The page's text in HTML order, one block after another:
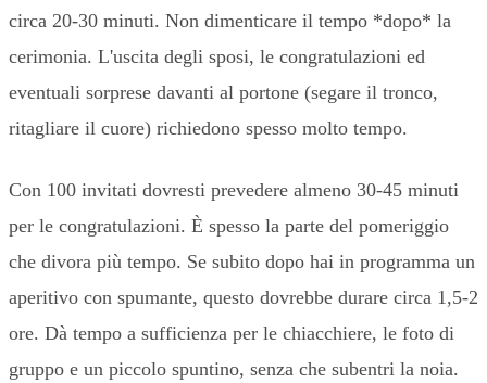
circa 20-30 minuti. Non dimenticare il tempo *dopo* la
cerimonia. L'uscita degli sposi, le congratulazioni ed
eventuali sorprese davanti al portone (segare il tronco,
ritagliare il cuore) richiedono spesso molto tempo.
Con 100 invitati dovresti prevedere almeno 30-45 minuti
per le congratulazioni. È spesso la parte del pomeriggio
che divora più tempo. Se subito dopo hai in programma un
aperitivo con spumante, questo dovrebbe durare circa 1,5-2
ore. Dà tempo a sufficienza per le chiacchiere, le foto di
gruppo e un piccolo spuntino, senza che subentri la noia.